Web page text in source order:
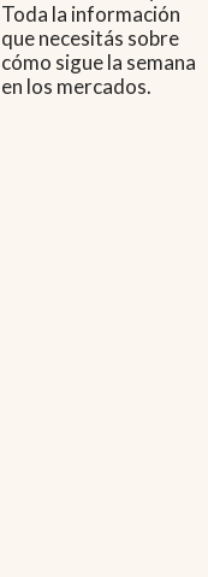
Toda la información
que necesitás sobre
cómo sigue la semana
en los mercados.